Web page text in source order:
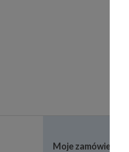
Moje zamówienie